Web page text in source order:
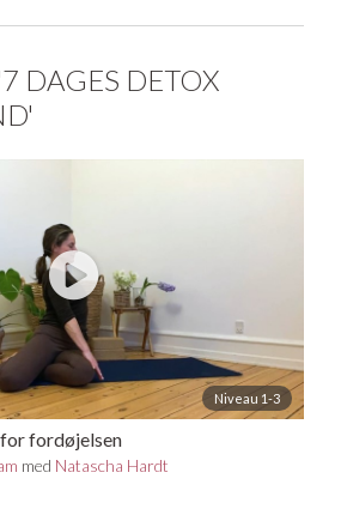
DAGES DETOX
Niveau 1-3
fordøjelsen
med Natascha Hardt